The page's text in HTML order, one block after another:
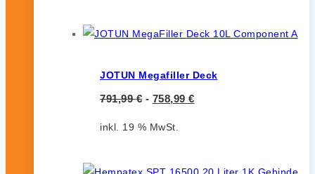
JOTUN Megafiller Deck
791,99€ - 758,99 €
inkl. 19 % MwSt.